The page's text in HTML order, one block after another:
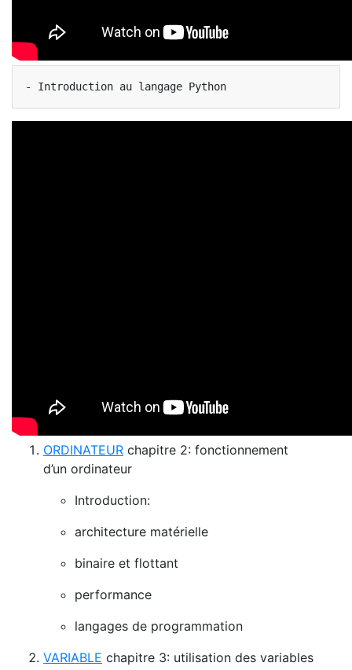
ORDINATEUR chapitre 2: fonctionnement
d’un ordinateur
Introduction:
architecture matérielle
binaire et flottant
performance
langages de programmation
VARIABLE chapitre 3: utilisation des variables